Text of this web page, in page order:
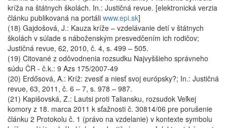
kríža na štátnych školách. In.: Justičná revue. [elektronická verzia
článku publikovaná na portáli www.epi.sk]
(18) Gajdošová, J.: Kauza kríže – vzdelávanie detí v štátnych
školách v súlade s náboženským presvedčením ich rodičov;
Justičná revue, 62, 2010, č. 4, s. 499 – 505.
(19) Citované z odôvodnenia rozsudku Najvyššieho správneho
súdu ČR - č.k.: 9 Azs 175/2007-49
(20) Erdősová, A.: Kríž: zvesiť a niesť svoj európsky?; In.: Justičná
revue, 63, 2011, č. 6 – 7, s. 978 – 987.
(21) Kapišovská, Z.: Lautsi proti Taliansku, rozsudok Veľkej
komory z 18. marca 2011 k sťažnosti č. 30814/06 pre porušenie
článku 2 Protokolu č. 1 (právo na vzdelanie) v kontexte symbolu